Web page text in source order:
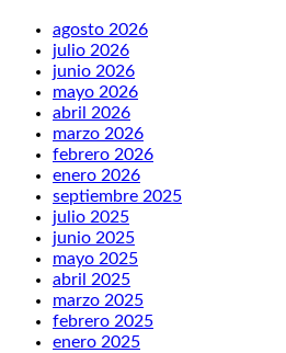
agosto 2026
julio 2026
junio 2026
mayo 2026
abril 2026
marzo 2026
febrero 2026
enero 2026
septiembre 2025
julio 2025
junio 2025
mayo 2025
abril 2025
marzo 2025
febrero 2025
enero 2025